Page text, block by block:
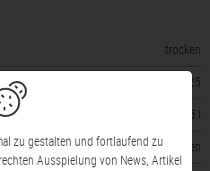
trocken
2025
0,75 l
Naturkorken
zu gestalten und fortlaufend zu
Ausspielung von News, Artikel